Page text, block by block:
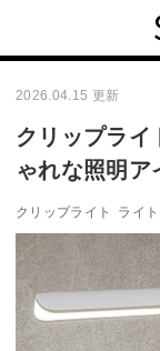
2026.04.15 更新
クリップライ
ゃれな照明ア
クリップライト ライト